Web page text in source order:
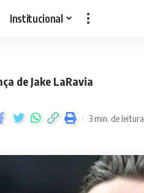
Institucional
de Jake LaRavia
3 min. de leitura